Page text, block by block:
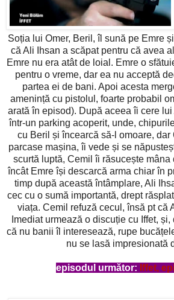
Soția lui Omer, Beril, îl sună pe Emre
că Ali Ihsan a scăpat pentru că avea
Emre nu era atât de loial. Emre o
pentru o vreme, dar ea nu acceptă
partea ei de bani. Apoi acesta
amenință cu pistolul, foarte probabil
arată în episod). După aceea îi cere
într-un parking acoperit, unde,
cu Beril și încearcă să-l omoare, dar
parcase mașina, îi vede și se
scurtă luptă, Cemil îi răsucește mâna
încât Emre își descarcă arma chiar în
timp după această întâmplare, Ali
cec cu o sumă importantă, drept
viața. Cemil refuză cecul, însă pt că
Imediat urmează o discuție cu Iffet,
că nu banii îl interesează, rupe
nu se lasă impresionată
episodul următor: Iffet,